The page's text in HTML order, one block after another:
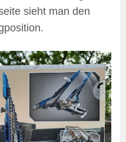
sieht man den